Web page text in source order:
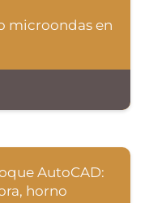
microondas en
AutoCAD:
horno